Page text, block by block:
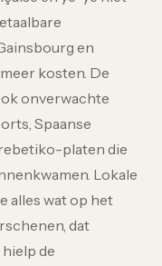
en
kosten. De
onverwachte
Spaanse
platen die
Lokale
alles wat op het
dat
de